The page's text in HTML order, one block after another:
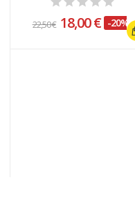
22,50 € 18,00 € -20%